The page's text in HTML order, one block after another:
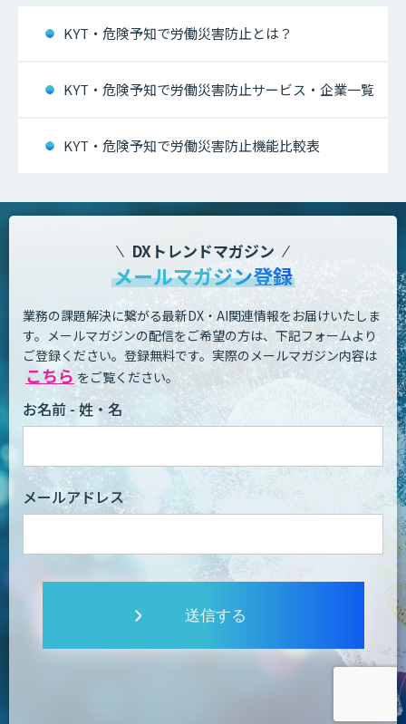
KYT・危険予知で労働災害防止とは？
KYT・危険予知で労働災害防止サービス・企業一覧
KYT・危険予知で労働災害防止機能比較表
DXトレンドマガジン
メールマガジン登録
業務の課題解決に繋がる最新DX・AI関連情報をお届けいたしま
す。 メールマガジンの配信をご希望の方は、下記フォームより
ご登録ください。登録無料です。 実際のメールマガジン内容は
こちら をご覧ください。
お名前 - 姓・名
メールアドレス
送信する